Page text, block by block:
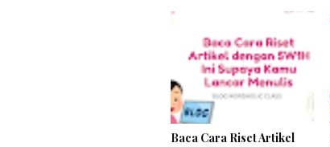
Baca Cara Riset Artikel